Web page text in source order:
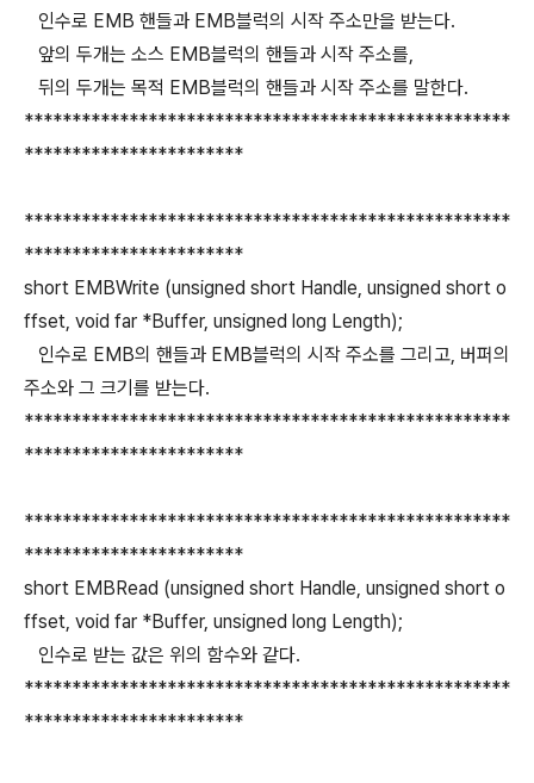
인수로 EMB 핸들과 EMB블럭의 시작 주소만을 받는다.
앞의 두개는 소스 EMB블럭의 핸들과 시작 주소를,
뒤의 두개는 목적 EMB블럭의 핸들과 시작 주소를 말한다.
***************************************************
***********************
***************************************************
***********************
short EMBWrite (unsigned short Handle, unsigned short o
ffset, void far *Buffer, unsigned long Length);
인수로 EMB의 핸들과 EMB블럭의 시작 주소를 그리고, 버퍼의
주소와 그 크기를 받는다.
***************************************************
***********************
***************************************************
***********************
short EMBRead (unsigned short Handle, unsigned short o
ffset, void far *Buffer, unsigned long Length);
인수로 받는 값은 위의 함수와 같다.
***************************************************
***********************